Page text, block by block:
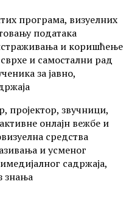
програма, визуелних
података
и коришћење
и самостални рад
за јавно,
пројектор, звучници,
онлајн вежбе и
средства
и усменог
садржаја,
знања